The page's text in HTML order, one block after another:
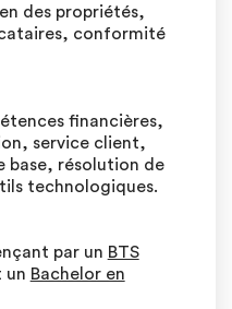
des propriétés,
conformité
financières,
service client,
base, résolution de
technologiques.
par un BTS
Bachelor en